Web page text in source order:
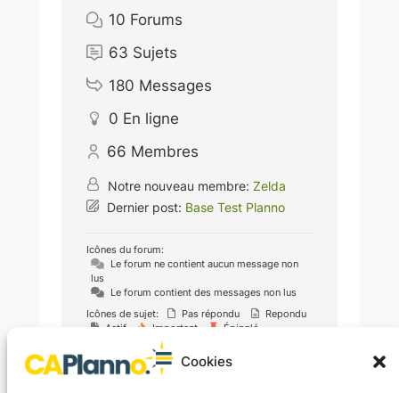
Cookies
10 Forums
63 Sujets
180 Messages
0 En ligne
66 Membres
Notre nouveau membre: Zelda
Dernier post: Base Test Planno
Icônes du forum:
Le forum ne contient aucun message non
lus
Le forum contient des messages non lus
Icônes de sujet:
Pas répondu
Repondu
Actif
Important
Épinglé
Non approuvé